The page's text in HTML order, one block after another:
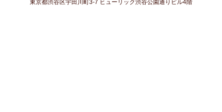
東京都渋谷区宇田川町3-7 ヒューリック渋谷公園通りビル4階